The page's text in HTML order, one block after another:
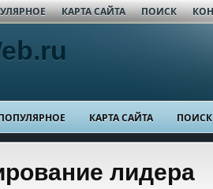
КАРТА САЙТА ПОИСК
КАРТА САЙТА ПОИСК
лидера